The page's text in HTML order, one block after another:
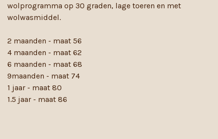
wolprogramma op 30 graden, lage toeren en met
wolwasmiddel.
2 maanden - maat 56
4 maanden - maat 62
6 maanden - maat 68
9maanden - maat 74
1 jaar - maat 80
1.5 jaar - maat 86